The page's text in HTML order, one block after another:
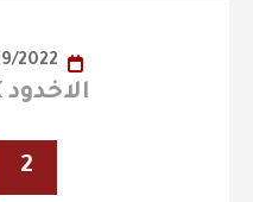
الاخدود X الفيصلي
2